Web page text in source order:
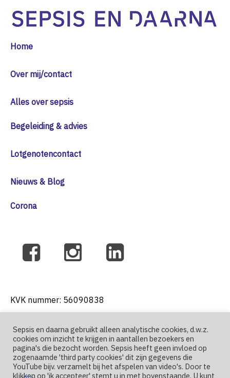
Home
Over mij/contact
Alles over sepsis
Begeleiding & advies
Lotgenotencontact
Nieuws & Blog
Corona
KVK nummer: 56090838
T: +31 6 41271004
E: nutma@sepsis-en-daarna.nl
Sepsis en daarna gebruikt alleen analytische cookies, d.w.z.
cookies om inzicht te krijgen in aantallen bezoekers en
pagina's die bezocht worden. Sepsis heeft geen invloed op
zogenaamde 'third party cookies' dit zijn gegevens die
YouTube bijv. verzamelt bij het afspelen van video's. Door te
klikken op 'ik accepteer' stemt u in met bovenstaande. U kunt